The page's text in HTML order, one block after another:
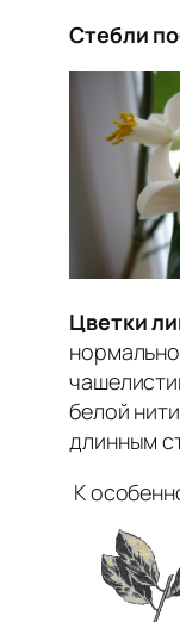
Стебли
Цветки
белой
длинным
К